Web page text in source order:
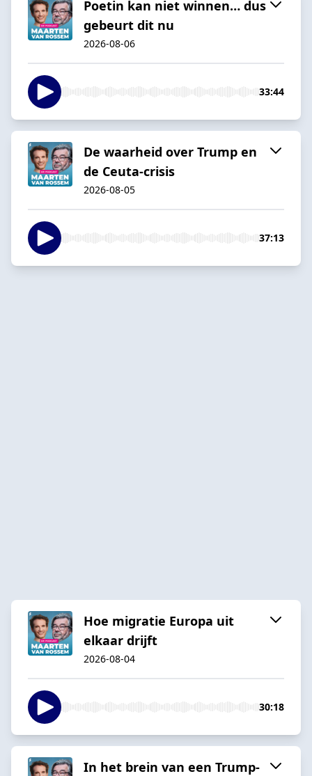
Poetin kan niet winnen… dus
gebeurt dit nu
2026-08-06
33:44
De waarheid over Trump en
de Ceuta-crisis
2026-08-05
37:13
Hoe migratie Europa uit
elkaar drijft
2026-08-04
30:18
In het brein van een Trump-